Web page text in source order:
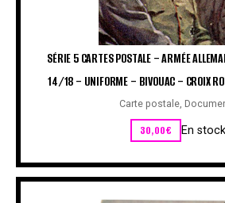
SÉRIE 5 CARTES POSTALE – ARMÉE
14/18 – UNIFORME – BIVOUAC – CROIX
Carte postale,
30,00€ En stock